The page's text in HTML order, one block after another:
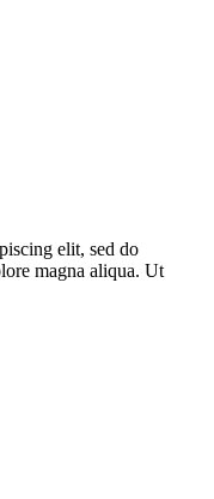
elit, sed do
magna aliqua. Ut